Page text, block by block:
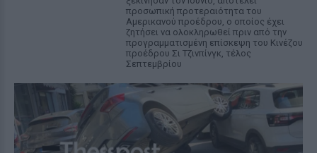
προσωπική προτεραιότητα του
Αμερικανού προέδρου, ο οποίος έχει
ζητήσει να ολοκληρωθεί πριν από την
προγραμματισμένη επίσκεψη του Κινέζου
προέδρου Σι Τζινπίνγκ, τέλος
Σεπτεμβρίου